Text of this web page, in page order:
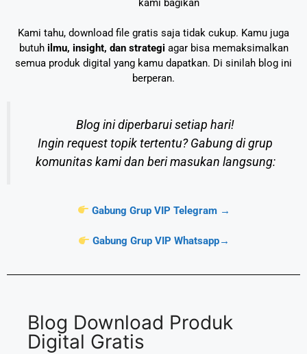
Kami tahu, download file gratis saja tidak cukup. Kamu juga
butuh ilmu, insight, dan strategi agar bisa memaksimalkan
semua produk digital yang kamu dapatkan. Di sinilah blog ini
berperan.
Blog ini diperbarui setiap hari!
Ingin request topik tertentu? Gabung di grup
komunitas kami dan beri masukan langsung:
Gabung Grup VIP Telegram →
Gabung Grup VIP Whatsapp→
Blog Download Produk
Digital Gratis